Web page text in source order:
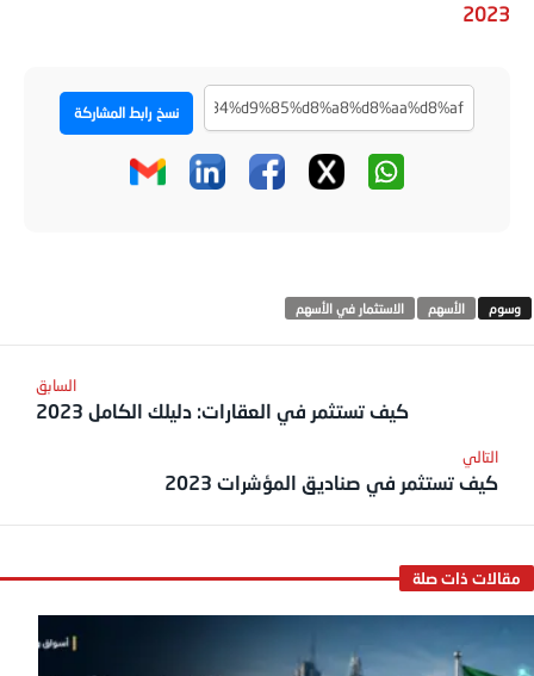
2023
نسخ رابط المشاركة
الأسهم الاستثمار في الأسهم
كيف تستثمر في العقارات: دليلك الكامل 2023
كيف تستثمر في صناديق المؤشرات 2023